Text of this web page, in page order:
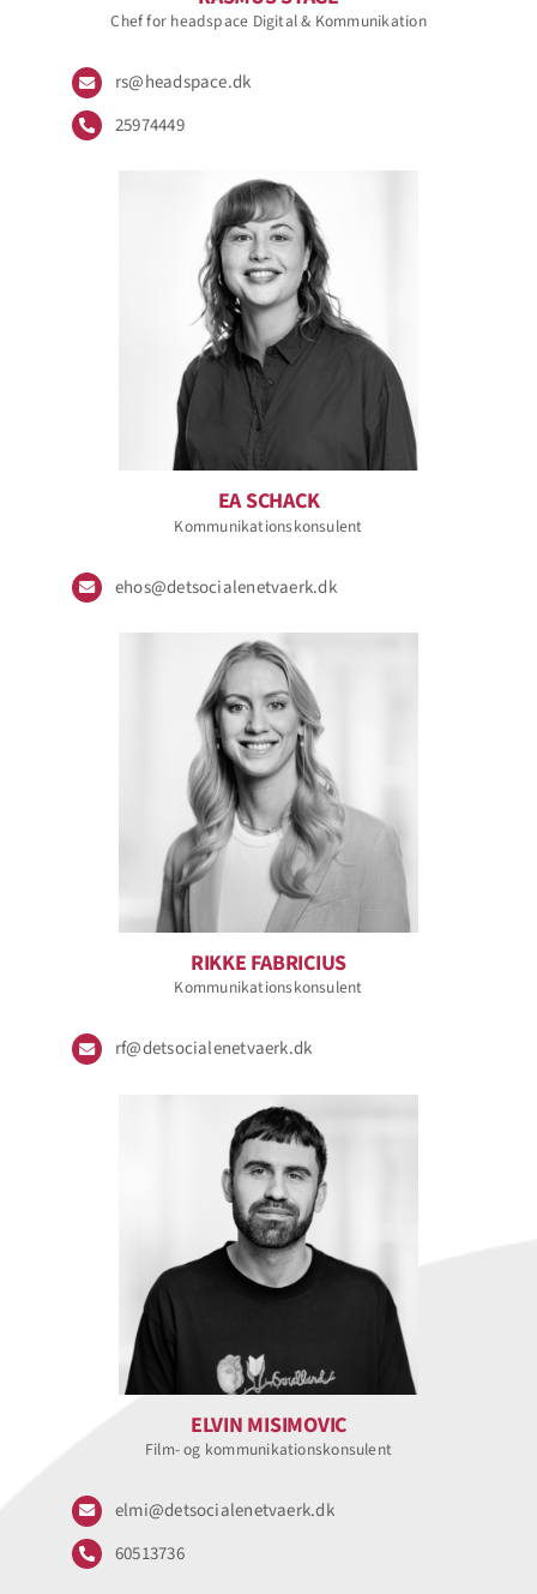
Chef for headspace Digital & Kommunikation
rs@headspace.dk
25974449
EA SCHACK
Kommunikationskonsulent
ehos@detsocialenetvaerk.dk
RIKKE FABRICIUS
Kommunikationskonsulent
rf@detsocialenetvaerk.dk
ELVIN MISIMOVIC
Film- og kommunikationskonsulent
elmi@detsocialenetvaerk.dk
60513736